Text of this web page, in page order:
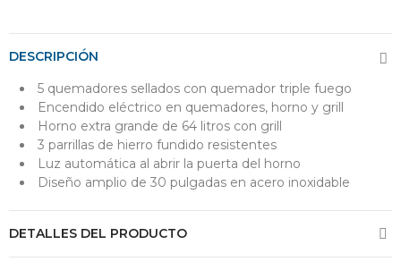
DESCRIPCIÓN
5 quemadores sellados con quemador triple fuego
Encendido eléctrico en quemadores, horno y grill
Horno extra grande de 64 litros con grill
3 parrillas de hierro fundido resistentes
Luz automática al abrir la puerta del horno
Diseño amplio de 30 pulgadas en acero inoxidable
DETALLES DEL PRODUCTO